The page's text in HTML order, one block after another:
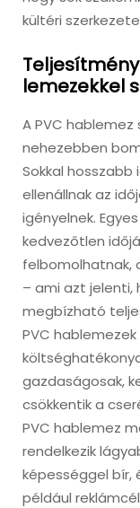
kültéri
lemezekkel
A PVC
nehezebben
Sokkal
ellenállnak az
igényelnek.
kedvezőtlen
felbomolhatnak,
– ami azt jelenti,
megbízható
PVC
gazdaságosak,
csökkentik a
PVC hablemez
rendelkezik
képességgel bír,
például